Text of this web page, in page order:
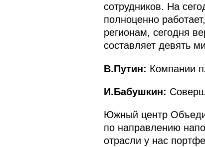
сотрудников. На
полноценно
регионам, сегодня
составляет девять
В.Путин: Компании
И.Бабушкин:
Южный центр
по направлению
отрасли у нас